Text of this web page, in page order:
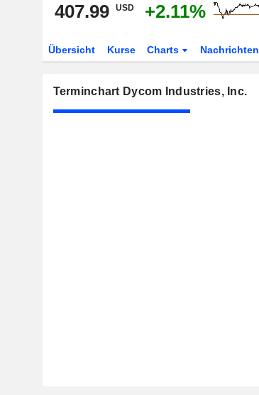
407.99 USD +2.11%
Übersicht Kurse Charts Nachrichten
Terminchart Dycom Industries, Inc.